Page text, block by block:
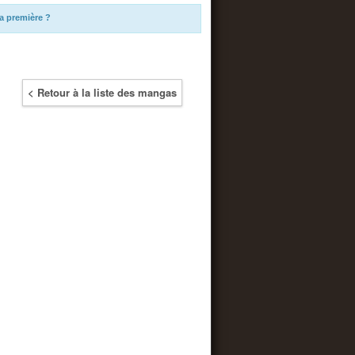
première ?
< Retour à la liste des mangas